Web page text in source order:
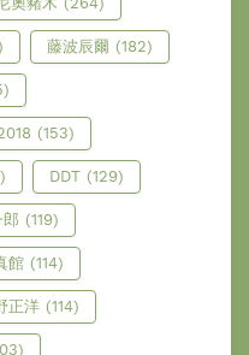
藤波辰爾 (182)
(153)
DDT (129)
郎 (119)
館 (114)
正洋 (114)